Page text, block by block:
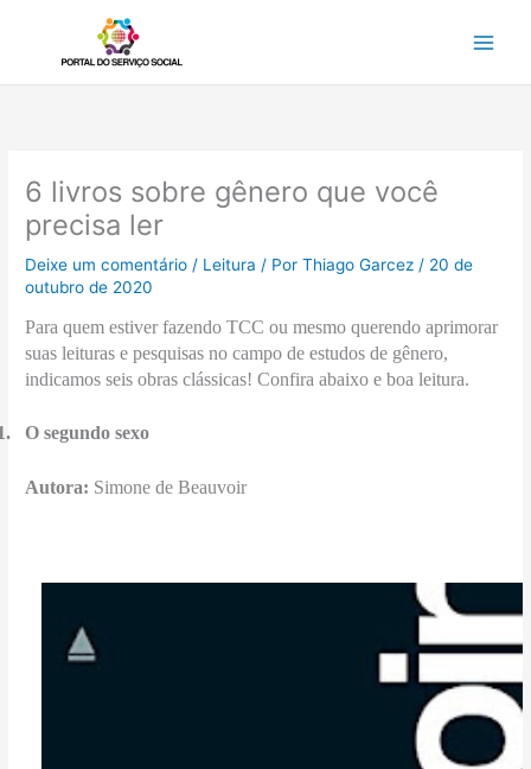
conteúdo
6 livros sobre gênero que você
precisa ler
Deixe um comentário / Leitura / PorThiago Garcez / 20 de
outubro de 2020
Para quem estiver fazendo TCC ou mesmo querendo aprimorar
suas leituras e pesquisas no campo de estudos de gênero,
indicamos seis obras clássicas! Confira abaixo e boa leitura.
O segundo sexo
Autora: Simone de Beauvoir